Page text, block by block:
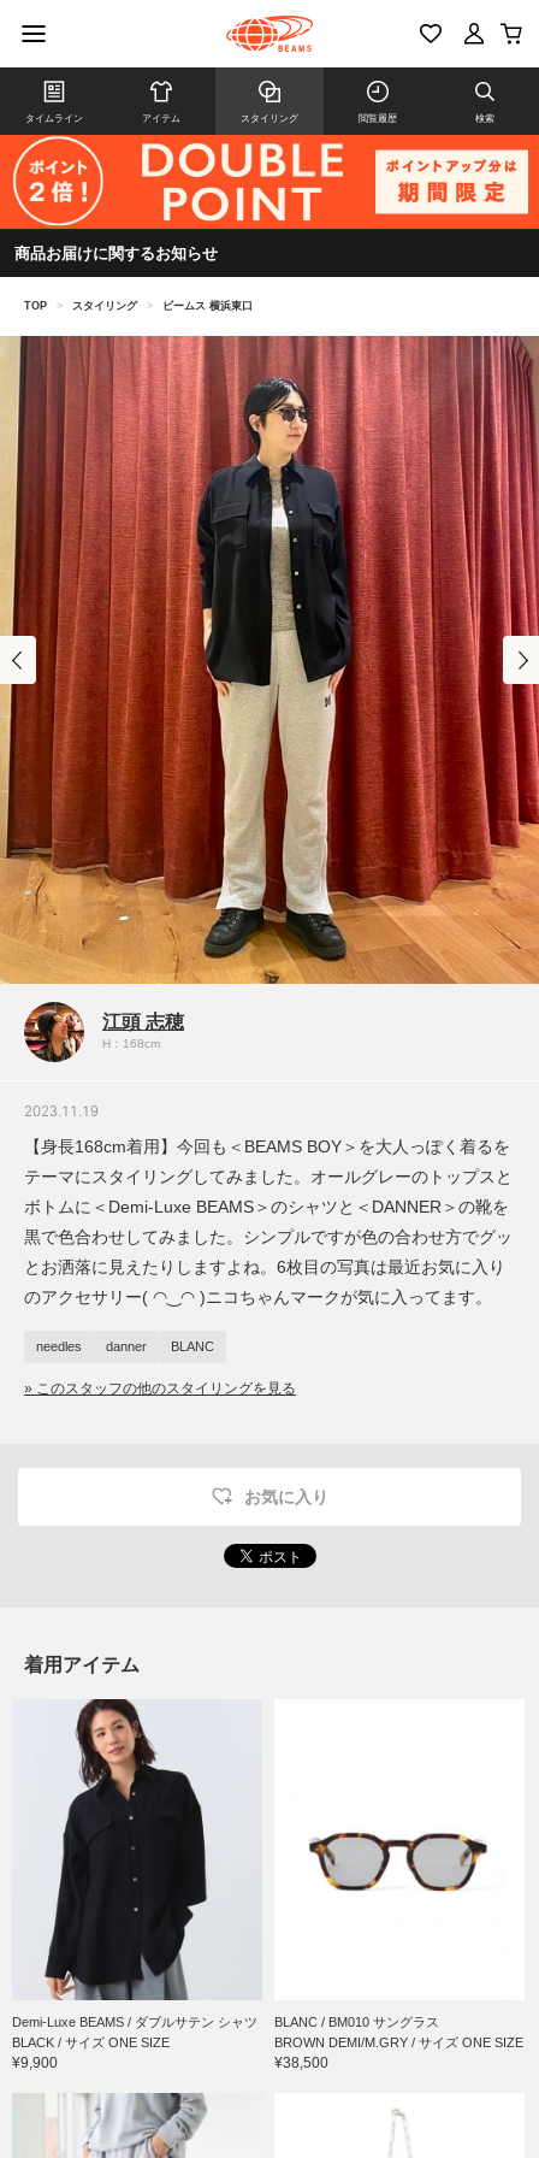
タイムライン アイテム スタイリング 閲覧履歴 検索
商品お届けに関するお知らせ
TOP > スタイリング > ビームス 横浜東口
江頭 志穂
H：168cm
2023.11.19
【身長168cm着用】今回も＜BEAMS BOY＞を大人っぽく着るを
テーマにスタイリングしてみました。オールグレーのトップスと
ボトムに＜Demi-Luxe BEAMS＞のシャツと＜DANNER＞の靴を
黒で色合わせしてみました。シンプルですが色の合わせ方でグッ
とお洒落に見えたりしますよね。6枚目の写真は最近お気に入り
のアクセサリー( ◠‿◠ )ニコちゃんマークが気に入ってます。
needles danner BLANC
» このスタッフの他のスタイリングを見る
お気に入り
着用アイテム
Demi-Luxe BEAMS / ダブルサテン シャツ
BLACK / サイズ ONE SIZE
¥9,900
BLANC / BM010 サングラス
BROWN DEMI/M.GRY / サイズ ONE SIZE
¥38,500